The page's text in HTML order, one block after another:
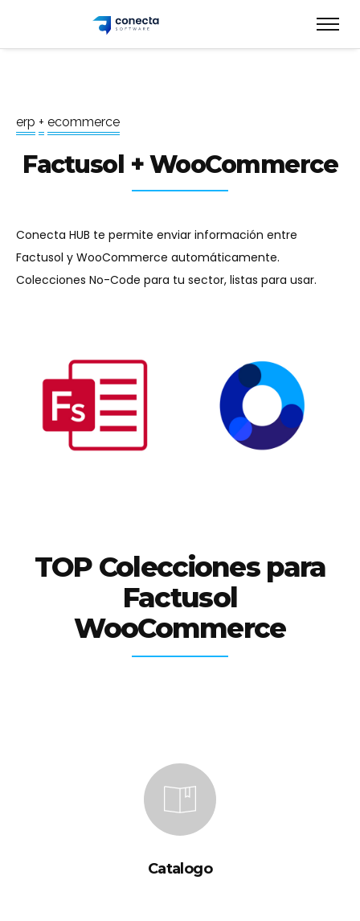
erp + ecommerce
Factusol + WooCommerce
Conecta HUB te permite enviar información entre
Factusol y WooCommerce automáticamente.
Colecciones No-Code para tu sector, listas para usar.
TOP Colecciones para
Factusol
WooCommerce
Catalogo